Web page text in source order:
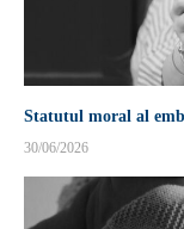
Statutul moral al
30/06/2026